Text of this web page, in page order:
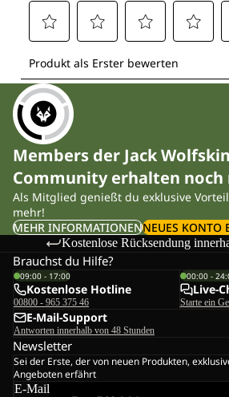
Members der Jack
Community erhalten
Als Mitglied genießt du exklusive
mehr!
MEHR INFORMATIONENNEUES KONTO
Kostenlose Rücksendung
Brauchst du Hilfe?
09:00 - 17:00
Kostenlose Hotline
00800 - 965 375 46
00:00 -
Live-
Starte ein
E-Mail-Support
Antworten innerhalb von 48 Stunden
Newsletter
Sei der Erste, der von neuen Produkten,
Angeboten erfährt
E-Mail